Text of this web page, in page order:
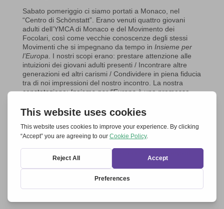
Sabato pomeriggio ci siamo portati a Monaco, nel
“Centro di Schönstatt”. Erano venuti quattro giovani
adulti dell’YMCA di Monaco e del Movimento dei
Focolari, così come vecchie conoscenze degli stessi
Movimenti che si impegnano da tempo in Insieme per
l’Europa . I nostri scopi erano: prestare attenzione alle
intuizioni dei giovani adulti presenti / Incontrare altre
generazioni ed altri carismi / Condividere in piena fiducia
tra di noi impressioni del nostro incontro. La nostra
constatazione:Insieme per l’Europaè una promessa
Ognuno di questi Movimenti è una luce accesa dallo
una terra inesplorata, una Chiesa che si costruisce dalle
Chiese, passo dopo passo, incontro dopo incontro.
Domenica, nelle sale della Chiesa cristiana “Vineyard
Monaco”, abbiamo assistito a persone che
raccontavano le loro storie di un Dio che agisce
concretamente nella loro vita. Che bello sapere che i
cristiani ogni domenica prendono contatto con il Dio